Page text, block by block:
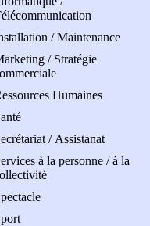
/ Maintenance
/ Stratégie
Humaines
/ Assistanat
à la personne / à la